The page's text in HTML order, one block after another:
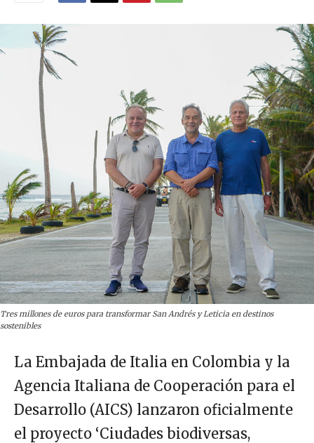
Tres millones de euros para transformar San Andrés y Leticia en destinos
sostenibles
La Embajada de Italia en Colombia y la
Agencia Italiana de Cooperación para el
Desarrollo (AICS) lanzaron oficialmente
el proyecto ‘Ciudades biodiversas,